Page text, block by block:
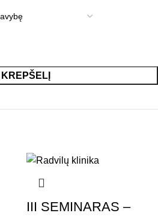
Į KREPŠELĮ
III SEMINARAS –